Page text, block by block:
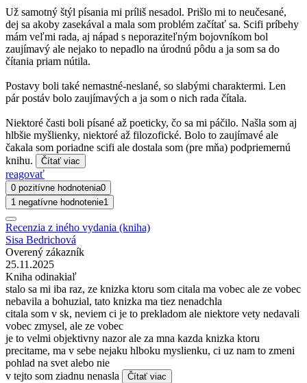
Už samotný štýl písania mi príliš nesadol. Prišlo mi to neučesané,
dej sa akoby zasekával a mala som problém začítať sa. Scifi príbehy
mám veľmi rada, aj nápad s neporaziteľným bojovníkom bol
zaujímavý ale nejako to nepadlo na úrodnú pôdu a ja som sa do
čítania priam nútila.
Postavy boli také nemastné-neslané, so slabými charaktermi. Len
pár postáv bolo zaujímavých a ja som o nich rada čítala.
Niektoré časti boli písané až poeticky, čo sa mi páčilo. Našla som aj
hlbšie myšlienky, niektoré až filozofické. Bolo to zaujímavé ale
čakala som poriadne scifi ale dostala som (pre mňa) podpriemernú
knihu.
Čítať viac
reagovať
0 pozitívne hodnotenia0
1 negatívne hodnotenie1
Recenzia z iného vydania (kniha)
Sisa Bedrichová
Overený zákazník
25.11.2025
Kniha odinakiaľ
stalo sa mi iba raz, ze knizka ktoru som citala ma vobec ale ze vobec
nebavila a bohuzial, tato knizka ma tiez nenadchla
citala som v sk, neviem ci je to prekladom ale niektore vety nedavali
vobec zmysel, ale ze vobec
je to velmi objektivny nazor ale za mna kazda knizka ktoru
precitame, ma v sebe nejaku hlboku myslienku, ci uz nam to zmeni
pohlad na svet alebo nie
v tejto som ziadnu nenasla
Čítať viac